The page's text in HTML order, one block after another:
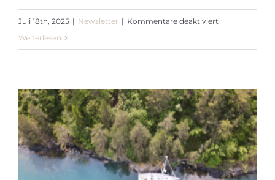
Juli 18th, 2025 | Newsletter | Kommentare deaktiviert
Weiterlesen